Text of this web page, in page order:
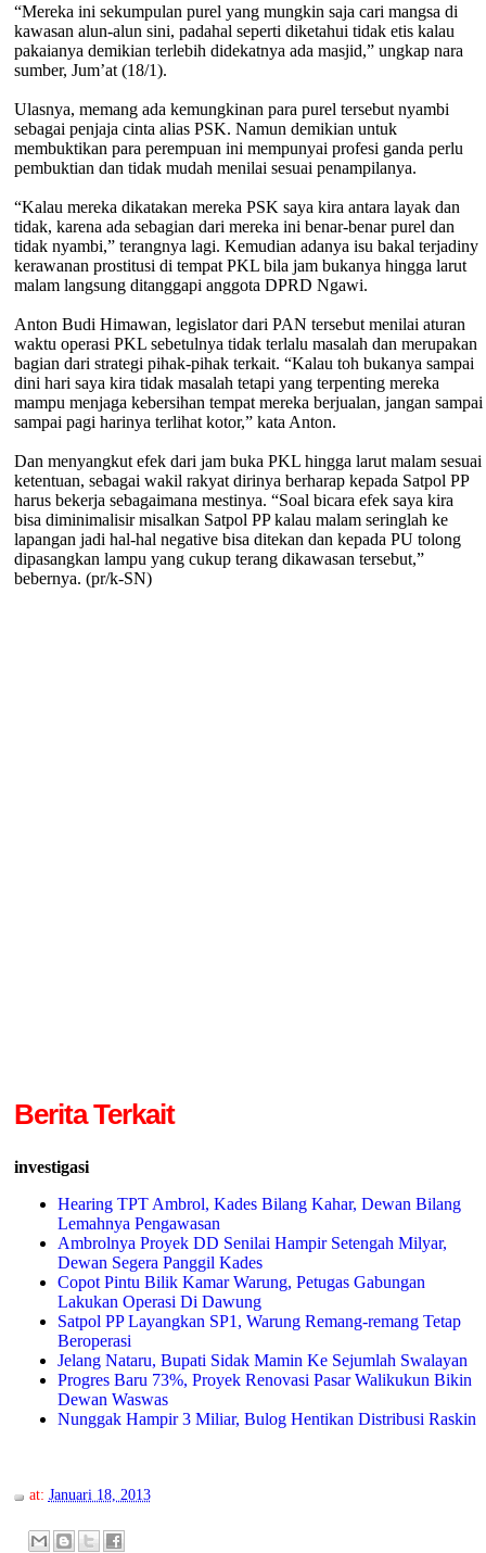
“Mereka ini sekumpulan purel yang mungkin saja cari mangsa di
kawasan alun-alun sini, padahal seperti diketahui tidak etis kalau
pakaianya demikian terlebih didekatnya ada masjid,” ungkap nara
sumber, Jum’at (18/1).
Ulasnya, memang ada kemungkinan para purel tersebut nyambi
sebagai penjaja cinta alias PSK. Namun demikian untuk
membuktikan para perempuan ini mempunyai profesi ganda perlu
pembuktian dan tidak mudah menilai sesuai penampilanya.
“Kalau mereka dikatakan mereka PSK saya kira antara layak dan
tidak, karena ada sebagian dari mereka ini benar-benar purel dan
tidak nyambi,” terangnya lagi. Kemudian adanya isu bakal terjadiny
kerawanan prostitusi di tempat PKL bila jam bukanya hingga larut
malam langsung ditanggapi anggota DPRD Ngawi.
Anton Budi Himawan, legislator dari PAN tersebut menilai aturan
waktu operasi PKL sebetulnya tidak terlalu masalah dan merupakan
bagian dari strategi pihak-pihak terkait. “Kalau toh bukanya sampai
dini hari saya kira tidak masalah tetapi yang terpenting mereka
mampu menjaga kebersihan tempat mereka berjualan, jangan sampai
sampai pagi harinya terlihat kotor,” kata Anton.
Dan menyangkut efek dari jam buka PKL hingga larut malam sesuai
ketentuan, sebagai wakil rakyat dirinya berharap kepada Satpol PP
harus bekerja sebagaimana mestinya. “Soal bicara efek saya kira
bisa diminimalisir misalkan Satpol PP kalau malam seringlah ke
lapangan jadi hal-hal negative bisa ditekan dan kepada PU tolong
dipasangkan lampu yang cukup terang dikawasan tersebut,”
bebernya. (pr/k-SN)
Berita Terkait
investigasi
Hearing TPT Ambrol, Kades Bilang Kahar, Dewan Bilang
Lemahnya Pengawasan
Ambrolnya Proyek DD Senilai Hampir Setengah Milyar,
Dewan Segera Panggil Kades
Copot Pintu Bilik Kamar Warung, Petugas Gabungan
Lakukan Operasi Di Dawung
Satpol PP Layangkan SP1, Warung Remang-remang Tetap
Beroperasi
Jelang Nataru, Bupati Sidak Mamin Ke Sejumlah Swalayan
Progres Baru 73%, Proyek Renovasi Pasar Walikukun Bikin
Dewan Waswas
Nunggak Hampir 3 Miliar, Bulog Hentikan Distribusi Raskin
at: Januari 18, 2013